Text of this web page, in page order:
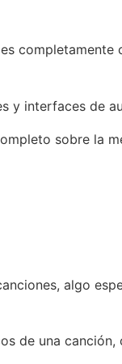
es completamente
y interfaces de
sobre la
algo
de una